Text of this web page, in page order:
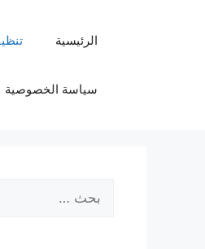
الرئيسية
سياسة الخصوصية
عن: